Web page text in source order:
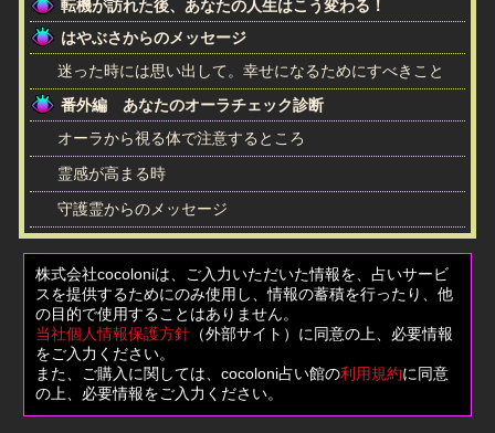
転機が訪れた後、あなたの人生はこう変わる！
はやぶさからのメッセージ
迷った時には思い出して。幸せになるためにすべきこと
番外編 あなたのオーラチェック診断
オーラから視る体で注意するところ
霊感が高まる時
守護霊からのメッセージ
株式会社cocoloniは、ご入力いただいた情報を、占いサービ
スを提供するためにのみ使用し、情報の蓄積を行ったり、他
の目的で使用することはありません。
当社個人情報保護方針 （外部サイト）に同意の上、必要情報
をご入力ください。
また、ご購入に関しては、cocoloni占い館の利用規約に同意
の上、必要情報をご入力ください。